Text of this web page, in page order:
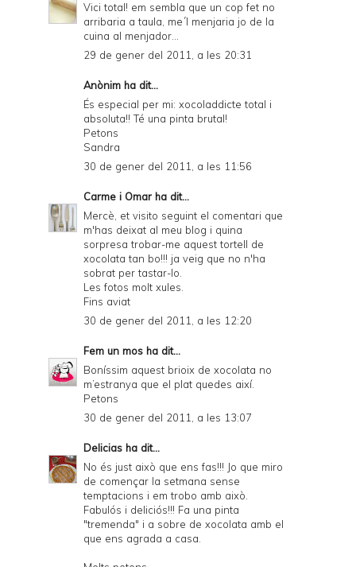
Vici total! em sembla que un cop fet no
arribaria a taula, me´l menjaria jo de la
cuina al menjador...
29 de gener del 2011, a les 20:31
Anònim ha dit...
És especial per mi: xocoladdicte total i
absoluta!! Té una pinta brutal!
Petons
Sandra
30 de gener del 2011, a les 11:56
Carme i Omar ha dit...
Mercè, et visito seguint el comentari que
m'has deixat al meu blog i quina
sorpresa trobar-me aquest tortell de
xocolata tan bo!!! ja veig que no n'ha
sobrat per tastar-lo.
Les fotos molt xules.
Fins aviat
30 de gener del 2011, a les 12:20
Fem un mos ha dit...
Boníssim aquest brioix de xocolata no
m’estranya que el plat quedes així.
Petons
30 de gener del 2011, a les 13:07
Delicias ha dit...
No és just això que ens fas!!! Jo que miro
de començar la setmana sense
temptacions i em trobo amb això.
Fabulós i deliciós!!! Fa una pinta
"tremenda" i a sobre de xocolata amb el
que ens agrada a casa.